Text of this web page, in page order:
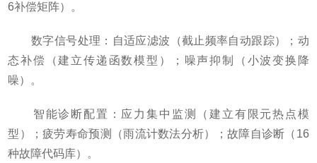
6补偿矩阵）。
数字信号处理：自适应滤波（截止频率自动跟踪）；动
态补偿（建立传递函数模型）；噪声抑制（小波变换降
噪）。
智能诊断配置：应力集中监测（建立有限元热点模
型）；疲劳寿命预测（雨流计数法分析）；故障自诊断（16
种故障代码库）。